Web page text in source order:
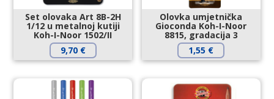
Set olovaka Art 8B-2H
1/12 u metalnoj kutiji
Koh-I-Noor 1502/II
9,70 €
Olovka umjetnička
Gioconda Koh-I-Noor
8815, gradacija 3
1,55 €